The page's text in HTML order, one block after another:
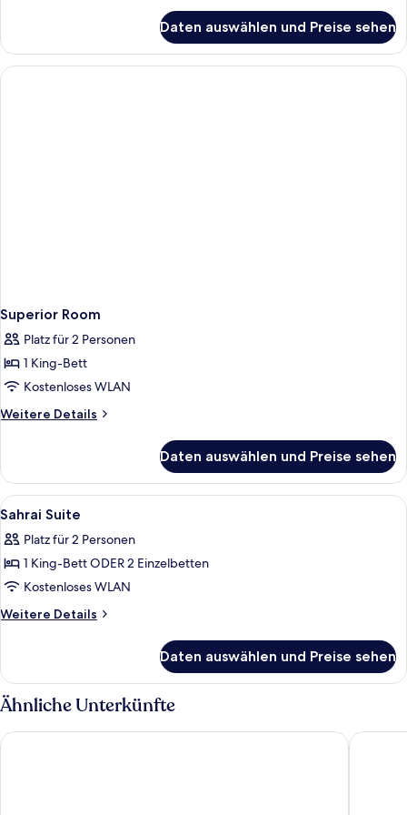
Room
Daten auswählen und Preise sehen
Superior Room
Platz für 2 Personen
1 King-Bett
Kostenloses WLAN
Weitere Details
Weitere
Room
Daten auswählen und Preise sehen
Alle
Fotos
für
Sahrai
Suite
anzeigen
Bettwäsche aus ägyptischer
4
Sahrai Suite
Platz für 2 Personen
1 King-Bett ODER 2 Einzelbetten
Kostenloses WLAN
Weitere Details
Weitere
Suite
Daten auswählen und Preise sehen
Ähnliche Unterkünfte
Fes Marriott Hotel Jnan Palace Riad